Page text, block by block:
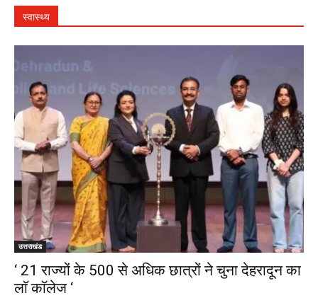
स्वास्थ्य
उत्तराखंड
‘ 21 राज्यों के 500 से अधिक छात्रों ने चुना देहरादून का
लाॅ काॅलेज ‘